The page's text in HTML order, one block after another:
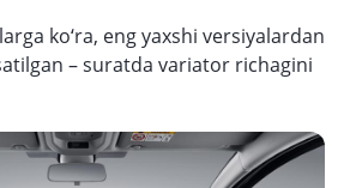
ko‘ra, eng yaxshi versiyalardan
– suratda variator richagini